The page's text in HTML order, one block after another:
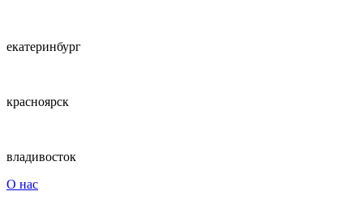
екатеринбург
красноярск
владивосток
О нас